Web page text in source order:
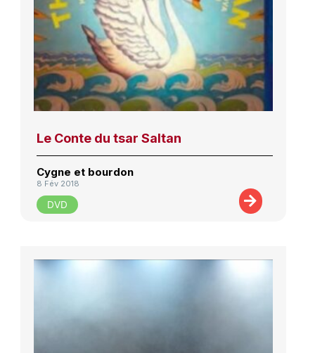
Le Conte du tsar Saltan
Cygne et bourdon
8 Fév 2018
DVD